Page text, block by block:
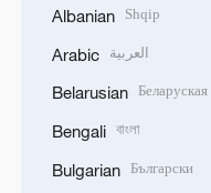
Albanian Shqip
Arabic العربية
Belarusian Беларуская
Bengali বাংলা
Bulgarian Български